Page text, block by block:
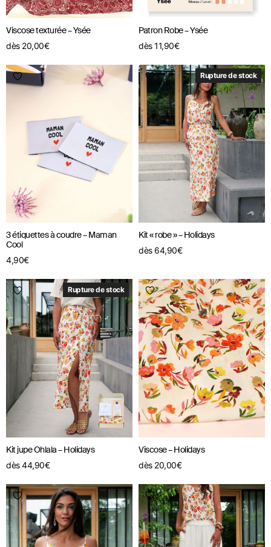
Viscose texturée – Ysée
dès 20,00€
Patron Robe – Ysée
dès11,90€
3 étiquettes à coudre – Maman
Cool
4,90€
Rupture de stock
Kit « robe » – Holidays
dès 64,90€
Rupture de stock
Kit jupe Ohlala – Holidays
dès44,90€
Viscose – Holidays
dès 20,00€